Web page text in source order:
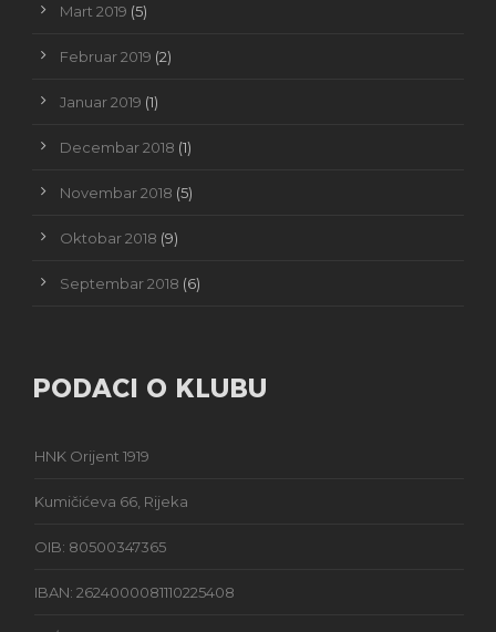
Mart 2019 (5)
Februar 2019 (2)
Januar 2019 (1)
Decembar 2018 (1)
Novembar 2018 (5)
Oktobar 2018 (9)
Septembar 2018 (6)
PODACI O KLUBU
HNK Orijent 1919
Kumičićeva 66, Rijeka
OIB: 80500347365
IBAN: 2624000081110225408